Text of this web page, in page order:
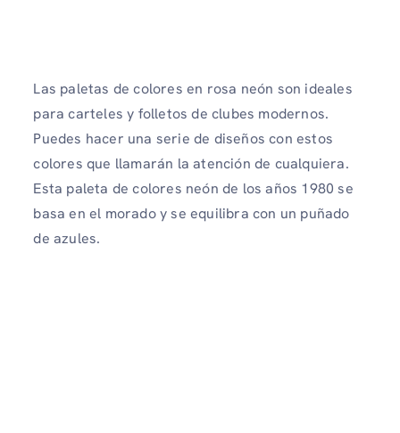
Las paletas de colores en rosa neón son ideales
para carteles y folletos de clubes modernos.
Puedes hacer una serie de diseños con estos
colores que llamarán la atención de cualquiera.
Esta paleta de colores neón de los años 1980 se
basa en el morado y se equilibra con un puñado
de azules.